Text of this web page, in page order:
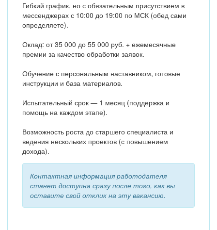
Гибкий график, но с обязательным присутствием в
мессенджерах с 10:00 до 19:00 по МСК (обед сами
определяете).
Оклад: от 35 000 до 55 000 руб. + ежемесячные
премии за качество обработки заявок.
Обучение с персональным наставником, готовые
инструкции и база материалов.
Испытательный срок — 1 месяц (поддержка и
помощь на каждом этапе).
Возможность роста до старшего специалиста и
ведения нескольких проектов (с повышением
дохода).
Контактная информация работодателя
станет доступна сразу после того, как вы
оставите свой отклик на эту вакансию.